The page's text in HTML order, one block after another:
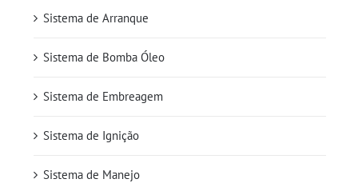
Sistema de Arranque
Sistema de Bomba Óleo
Sistema de Embreagem
Sistema de Ignição
Sistema de Manejo